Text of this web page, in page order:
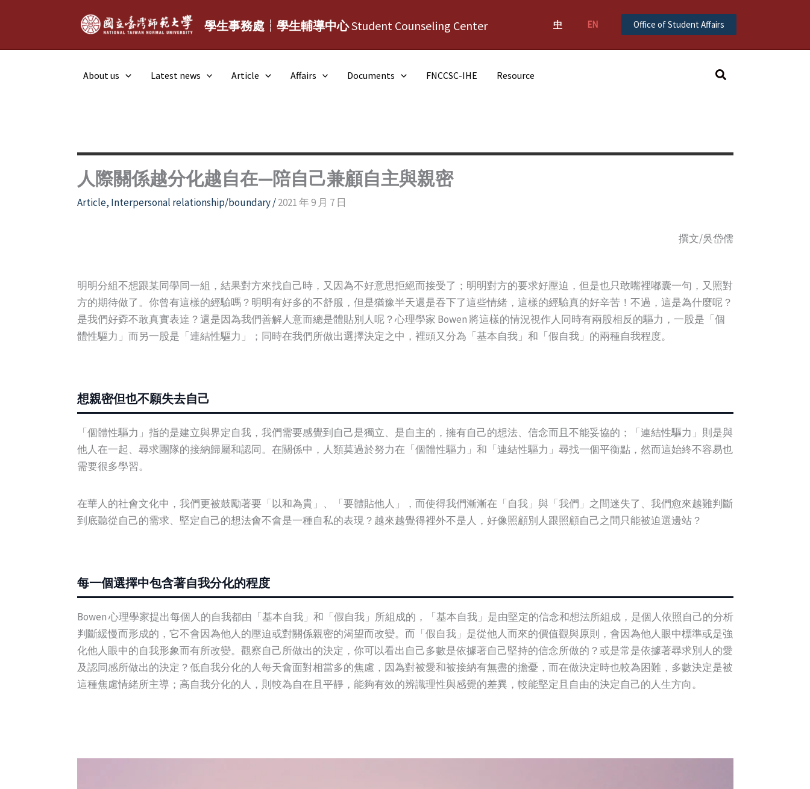
學生事務處┆學生輔導中心Student Counseling Center 中 EN Office of Student Affairs
About us Latest news Article Affairs Documents FNCCSC-IHE Resource Search
人際關係越分化越自在—陪自己兼顧自主與親密
Article, Interpersonal relationship/boundary/2021 年 9 月 7 日
撰文/吳岱儒
明明分組不想跟某同學同一組，結果對方來找自己時，又因為不好意思拒絕而接受了；明明對方的要求好壓迫，但是也只敢嘴裡嘟囊一句，又照對
方的期待做了。你曾有這樣的經驗嗎？明明有好多的不舒服，但是猶豫半天還是吞下了這些情緒，這樣的經驗真的好辛苦！不過，這是為什麼呢？
是我們好孬不敢真實表達？還是因為我們善解人意而總是體貼別人呢？心理學家 Bowen 將這樣的情況視作人同時有兩股相反的驅力，一股是「個
體性驅力」而另一股是「連結性驅力」；同時在我們所做出選擇決定之中，裡頭又分為「基本自我」和「假自我」的兩種自我程度。
想親密但也不願失去自己
「個體性驅力」指的是建立與界定自我，我們需要感覺到自己是獨立、是自主的，擁有自己的想法、信念而且不能妥協的；「連結性驅力」則是與
他人在一起、尋求團隊的接納歸屬和認同。在關係中，人類莫過於努力在「個體性驅力」和「連結性驅力」尋找一個平衡點，然而這始終不容易也
需要很多學習。
在華人的社會文化中，我們更被鼓勵著要「以和為貴」、「要體貼他人」，而使得我們漸漸在「自我」與「我們」之間迷失了、我們愈來越難判斷
到底聽從自己的需求、堅定自己的想法會不會是一種自私的表現？越來越覺得裡外不是人，好像照顧別人跟照顧自己之間只能被迫選邊站？
每一個選擇中包含著自我分化的程度
Bowen 心理學家提出每個人的自我都由「基本自我」和「假自我」所組成的，「基本自我」是由堅定的信念和想法所組成，是個人依照自己的分析
判斷緩慢而形成的，它不會因為他人的壓迫或對關係親密的渴望而改變。而「假自我」是從他人而來的價值觀與原則，會因為他人眼中標準或是強
化他人眼中的自我形象而有所改變。觀察自己所做出的決定，你可以看出自己多數是依據著自己堅持的信念所做的？或是常是依據著尋求別人的愛
及認同感所做出的決定？低自我分化的人每天會面對相當多的焦慮，因為對被愛和被接納有無盡的擔憂，而在做決定時也較為困難，多數決定是被
這種焦慮情緒所主導；高自我分化的人，則較為自在且平靜，能夠有效的辨識理性與感覺的差異，較能堅定且自由的決定自己的人生方向。